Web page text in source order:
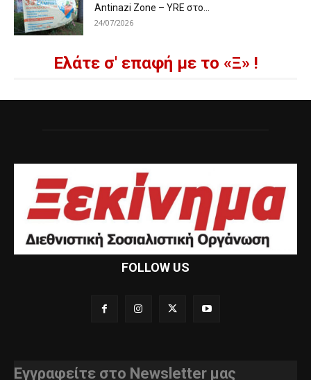
Antinazi Zone – YRE στο...
24/07/2026
Ελάτε σ' επαφή με το «Ξ» !
FOLLOW US
Εγγραφείτε στο Newsletter μας